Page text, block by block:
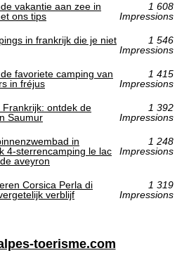
vakantie aan zee in
ons tips
1 608
Impressions
in frankrijk die je niet
1 546
Impressions
favoriete camping van
in fréjus
1 415
Impressions
ontdek de
Saumur
1 392
Impressions
in
4-sterrencamping le lac
aveyron
1 248
Impressions
Corsica Perla di
verblijf
1 319
Impressions
toerisme.com